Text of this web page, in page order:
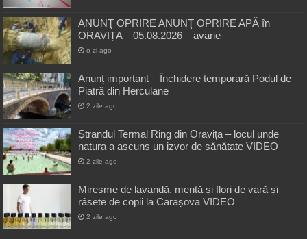
ANUNŢ OPRIRE ANUNŢ OPRIRE APĂ în
ORAVIȚA – 05.08.2026 – avarie
o zi ago
Anunț important – Închidere temporară Podul de
Piatră din Herculane
2 zile ago
Ștrandul Termal Ring din Oravița – locul unde
natura a ascuns un izvor de sănătate VIDEO
2 zile ago
Miresme de lavandă, mentă și flori de vară și
râsete de copii la Carașova VIDEO
2 zile ago